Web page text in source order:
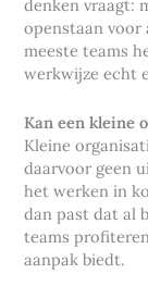
denken vraagt:
openstaan voor
meeste teams
werkwijze echt
Kan een kleine
Kleine
daarvoor geen
het werken in
dan past dat al
teams
aanpak biedt.